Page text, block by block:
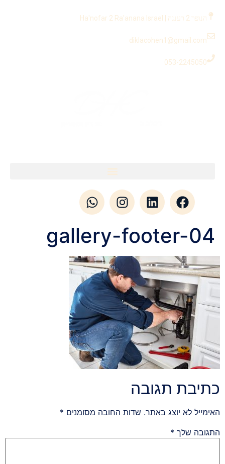
הנופר 2 רעננה | Ha'nofar 2 Ra'anana Israel
diklacohen1@gmail.com
053-2245050
gallery-footer-04
כתיבת תגובה
האימייל לא יוצג באתר. שדות החובה מסומנים *
התגובה שלך *